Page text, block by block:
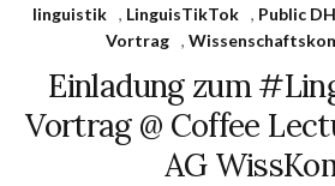
linguistik , LinguisTikTok , Public DH
Vortrag ,
Einladung zum
Vortrag @ Coffee
AG